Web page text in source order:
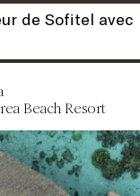
Beach Resort
de Sofitel